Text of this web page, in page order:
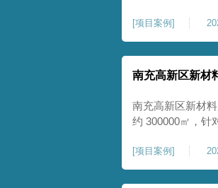
稳定运行。本工
工面积25000㎡
[项目案例 ]
南充高新区新材
南充高新区新材
约 300000㎡，针
筑牢基础。本项
干个区段，分区
[项目案例 ]